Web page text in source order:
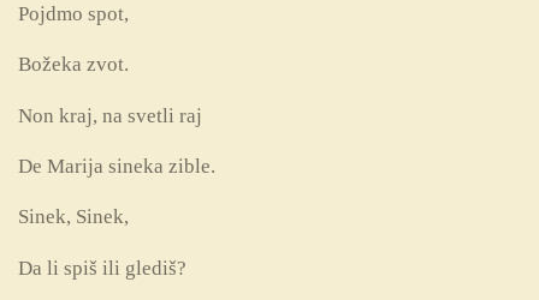
Pojdmo spot,
Božeka zvot.
Non kraj, na svetli raj
De Marija sineka zible.
Sinek, Sinek,
Da li spiš ili glediš?